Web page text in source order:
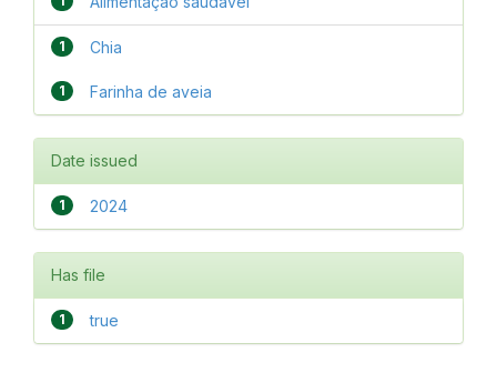
1 Chia
1 Farinha de aveia
Date issued
1 2024
Has file
1 true